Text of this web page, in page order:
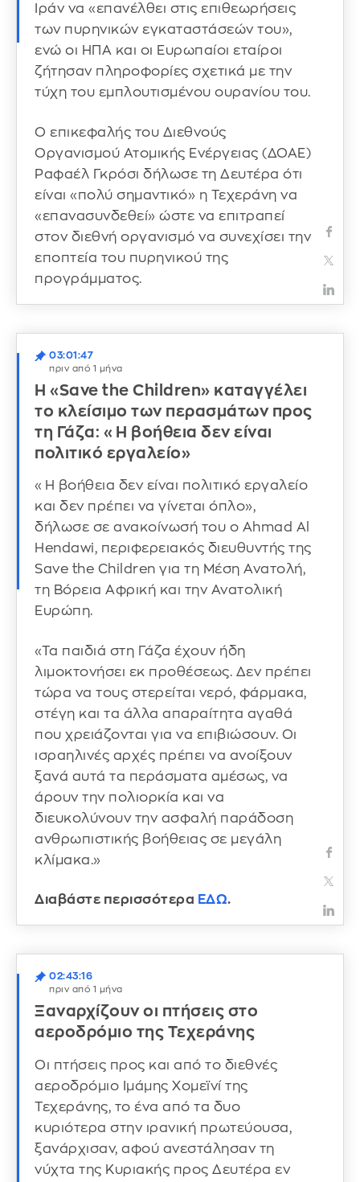
Ιράν να «επανέλθει στις επιθεωρήσεις
των πυρηνικών εγκαταστάσεών του»,
ενώ οι ΗΠΑ και οι Ευρωπαίοι εταίροι
ζήτησαν πληροφορίες σχετικά με την
τύχη του εμπλουτισμένου ουρανίου του.
Ο επικεφαλής του Διεθνούς
Οργανισμού Ατομικής Ενέργειας (ΔΟΑΕ)
Ραφαέλ Γκρόσι δήλωσε τη Δευτέρα ότι
είναι «πολύ σημαντικό» η Τεχεράνη να
«επανασυνδεθεί» ώστε να επιτραπεί
στον διεθνή οργανισμό να συνεχίσει την
εποπτεία του πυρηνικού της
προγράμματος.
03:01:47
πριν από 1 μήνα
Η «Save the Children» καταγγέλει
το κλείσιμο των περασμάτων προς
τη Γάζα: «Η βοήθεια δεν είναι
πολιτικό εργαλείο»
«Η βοήθεια δεν είναι πολιτικό εργαλείο
και δεν πρέπει να γίνεται όπλο»,
δήλωσε σε ανακοίνωσή του ο Ahmad Al
Hendawi, περιφερειακός διευθυντής της
Save the Children για τη Μέση Ανατολή,
τη Βόρεια Αφρική και την Ανατολική
Ευρώπη.
«Τα παιδιά στη Γάζα έχουν ήδη
λιμοκτονήσει εκ προθέσεως. Δεν πρέπει
τώρα να τους στερείται νερό, φάρμακα,
στέγη και τα άλλα απαραίτητα αγαθά
που χρειάζονται για να επιβιώσουν. Οι
ισραηλινές αρχές πρέπει να ανοίξουν
ξανά αυτά τα περάσματα αμέσως, να
άρουν την πολιορκία και να
διευκολύνουν την ασφαλή παράδοση
ανθρωπιστικής βοήθειας σε μεγάλη
κλίμακα.»
Διαβάστε περισσότερα ΕΔΩ.
02:43:16
πριν από 1 μήνα
Ξαναρχίζουν οι πτήσεις στο
αεροδρόμιο της Τεχεράνης
Οι πτήσεις προς και από το διεθνές
αεροδρόμιο Ιμάμης Χομεϊνί της
Τεχεράνης, το ένα από τα δυο
κυριότερα στην ιρανική πρωτεύουσα,
ξανάρχισαν, αφού ανεστάλησαν τη
νύχτα της Κυριακής προς Δευτέρα εν